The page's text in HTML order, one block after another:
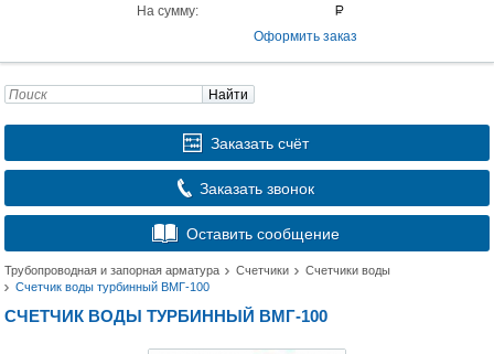
На сумму:
Оформить заказ
Найти
Заказать счёт
Заказать звонок
Оставить сообщение
Трубопроводная и запорная арматура Счетчики
Счетчики воды
Счетчик воды турбинный ВМГ-100
СЧЕТЧИК ВОДЫ ТУРБИННЫЙ ВМГ-100